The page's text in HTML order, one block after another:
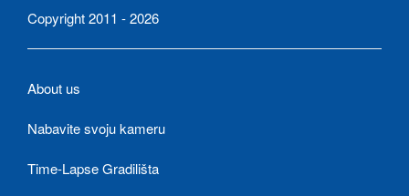
Copyright 2011 - 2026
About us
Nabavite svoju kameru
Time-Lapse Gradilišta